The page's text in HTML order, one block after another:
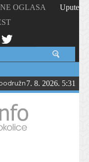
OGLASA
Upute
Istarske
7. 8. 2026. 5:31